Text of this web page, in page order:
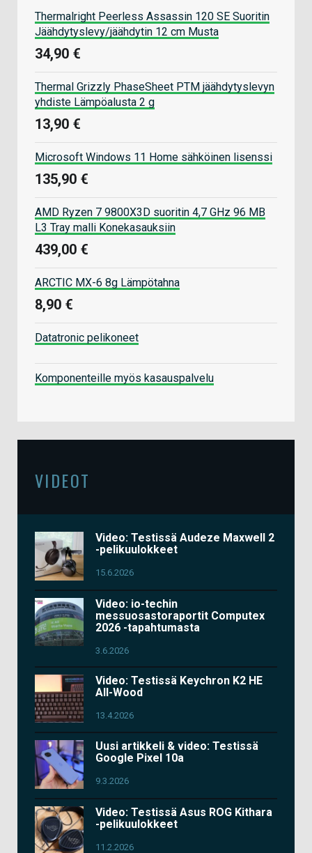
Thermalright Peerless Assassin 120 SE Suoritin
Jäähdytyslevy/jäähdytin 12 cm Musta
34,90 €
Thermal Grizzly PhaseSheet PTM jäähdytyslevyn
yhdiste Lämpöalusta 2 g
13,90 €
Microsoft Windows 11 Home sähköinen lisenssi
135,90 €
AMD Ryzen 7 9800X3D suoritin 4,7 GHz 96 MB
L3 Tray malli Konekasauksiin
439,00 €
ARCTIC MX-6 8g Lämpötahna
8,90 €
Datatronic pelikoneet
Komponenteille myös kasauspalvelu
VIDEOT
Video: Testissä Audeze Maxwell 2
-pelikuulokkeet
15.6.2026
Video: io-techin
messuosastoraportit Computex
2026 -tapahtumasta
3.6.2026
Video: Testissä Keychron K2 HE
All-Wood
13.4.2026
Uusi artikkeli & video: Testissä
Google Pixel 10a
9.3.2026
Video: Testissä Asus ROG Kithara
-pelikuulokkeet
11.2.2026